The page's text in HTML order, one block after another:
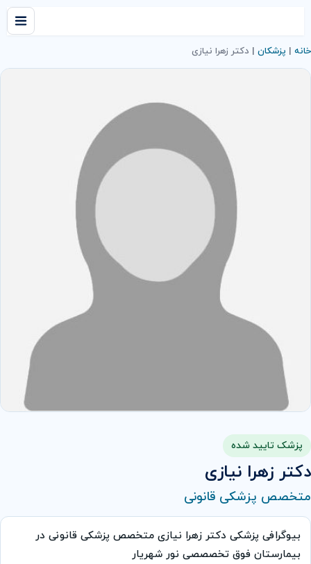
خانه | پزشکان | دکتر زهرا نیازی
پزشک تایید شده
دکتر زهرا نیازی
متخصص پزشکی قانونی
بیوگرافی پزشکی دکتر زهرا نیازی متخصص پزشکی قانونی در
بیمارستان فوق تخصصصی نور شهریار